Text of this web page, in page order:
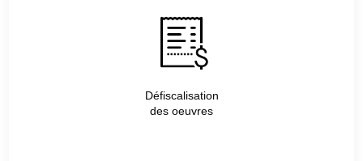
Défiscalisation
des oeuvres